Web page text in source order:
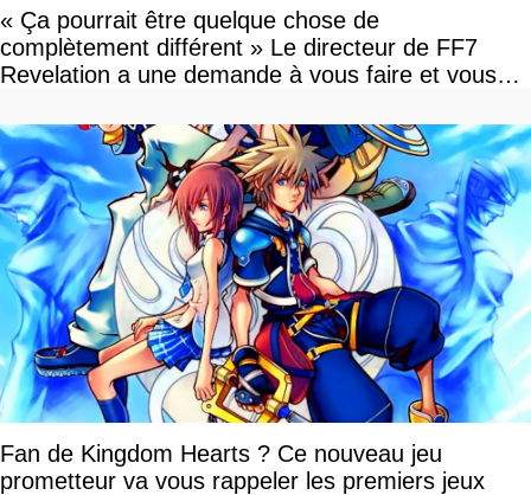
« Ça pourrait être quelque chose de
complètement différent » Le directeur de FF7
Revelation a une demande à vous faire et vous
Fan de Kingdom Hearts ? Ce nouveau jeu
prometteur va vous rappeler les premiers jeux